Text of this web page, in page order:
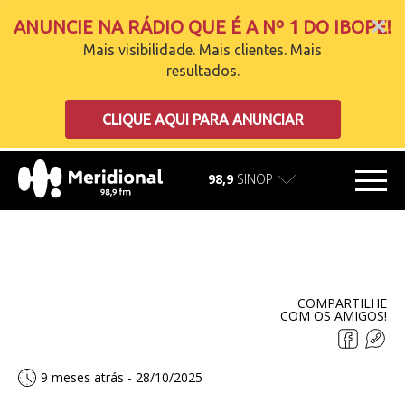
ANUNCIE NA RÁDIO QUE É A Nº 1 DO IBOPE!
Mais visibilidade. Mais clientes. Mais
resultados.
CLIQUE AQUI PARA ANUNCIAR
98,9 SINOP
COMPARTILHE
COM OS AMIGOS!
9 meses atrás - 28/10/2025